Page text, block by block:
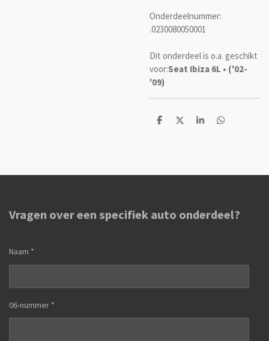
Onderdeelnummer:
.0230080050001
Dit onderdeel is o.a. geschikt
voor:Seat Ibiza 6L • ('02-
'09)
D
D
S
D
Vragen over een specifiek auto onderdeel?
Naam *
06-nummer *